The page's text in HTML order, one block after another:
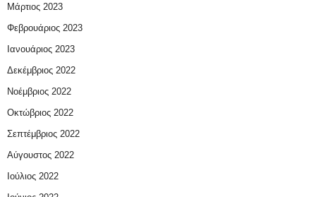
Μάρτιος 2023
Φεβρουάριος 2023
Ιανουάριος 2023
Δεκέμβριος 2022
Νοέμβριος 2022
Οκτώβριος 2022
Σεπτέμβριος 2022
Αύγουστος 2022
Ιούλιος 2022